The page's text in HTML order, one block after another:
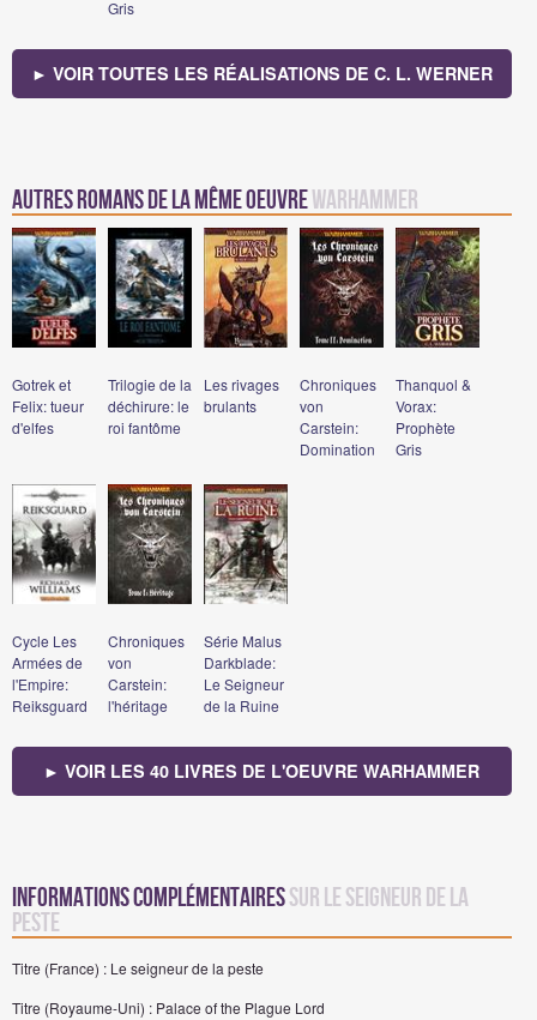
Gris
► VOIR TOUTES LES RÉALISATIONS DE C. L. WERNER
Autres romans de la même oeuvreWarhammer
Gotrek et
Felix: tueur
d'elfes
Trilogie de la
déchirure: le
roi fantôme
Les rivages
brulants
Chroniques
von
Carstein:
Domination
Thanquol &
Vorax:
Prophète
Gris
Cycle Les
Armées de
l'Empire:
Reiksguard
Chroniques
von
Carstein:
l'héritage
Série Malus
Darkblade:
Le Seigneur
de la Ruine
► VOIR LES 40 LIVRES DE L'OEUVRE WARHAMMER
Informations complémentairessur Le seigneur de la
peste
Titre (France) : Le seigneur de la peste
Titre (Royaume-Uni) : Palace of the Plague Lord